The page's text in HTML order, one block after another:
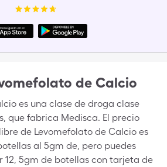
de Calcio
es una clase de droga clase
que fabrica Medisca. El precio
de Levomefolato de Calcio es
al 5gm de, pero puedes
12, 5gm de botellas con tarjeta de